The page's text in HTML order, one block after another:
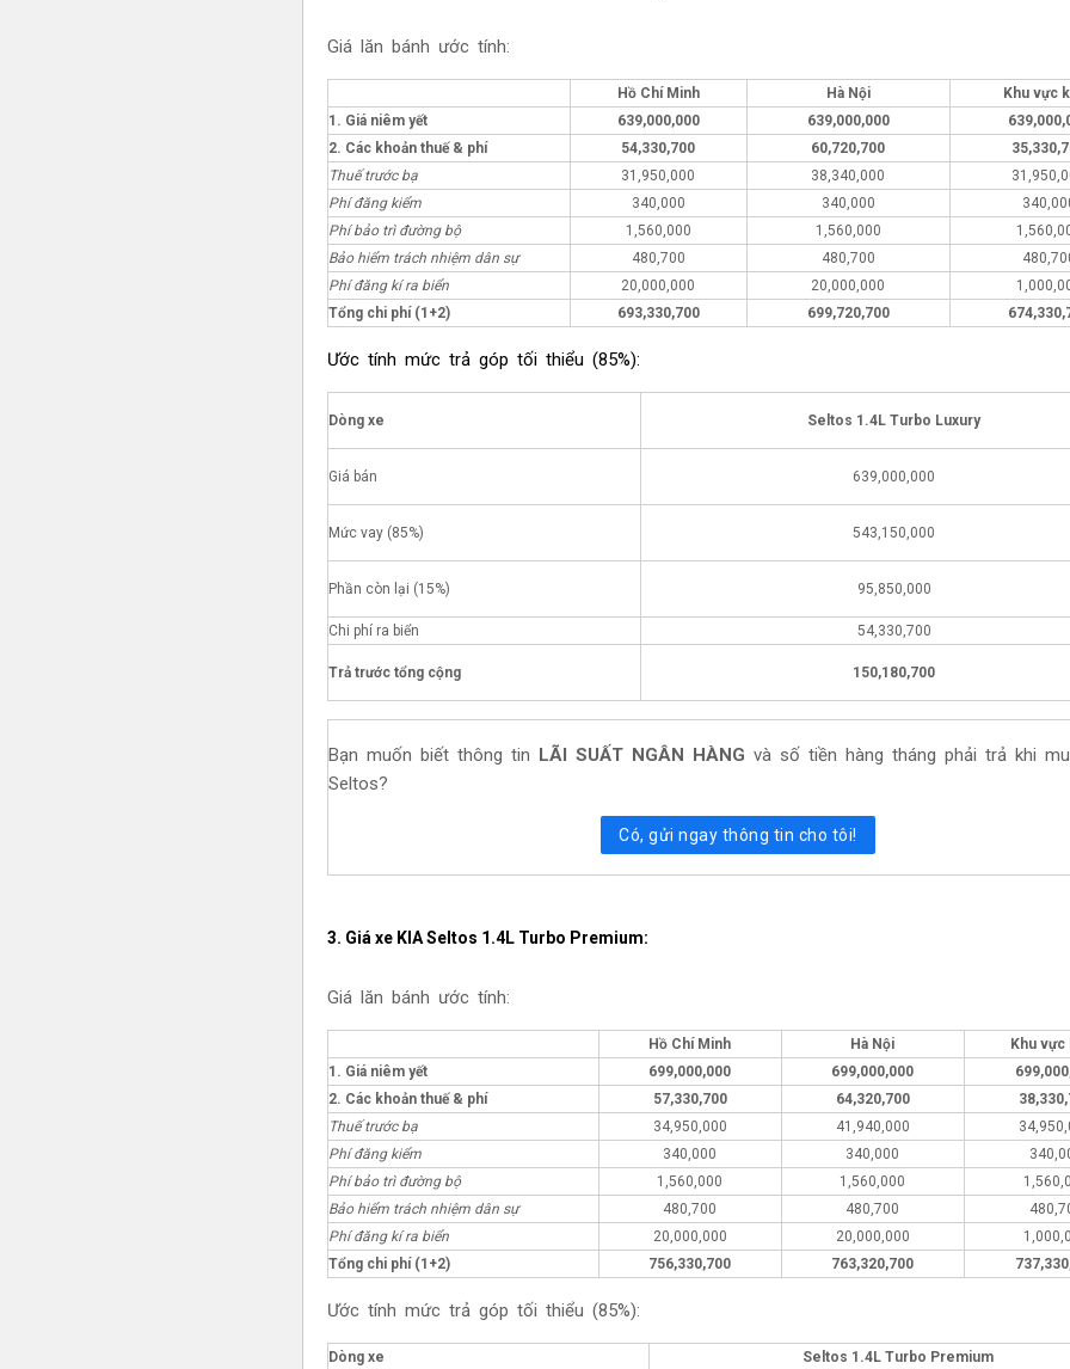
Giá lăn bánh ước tính:
Hồ Chí Minh Hà Nội
Khu vực
1. Giá niêm yết
639,000,000 639,000,000
2. Các khoản thuế & phí
54,330,700 60,720,700
Thuế trước bạ
31,950,000 38,340,000
Phí đăng kiểm
340,000 340,000
Phí bảo trì đường bộ
1,560,000 1,560,000
Bảo hiểm trách nhiệm dân sự
480,700 480,700
Phí đăng kí ra biển
20,000,000 20,000,000
Tổng chi phí (1+2)
693,330,700 699,720,700
Ước tính mức trả góp tối thiểu (85%):
Dòng xe Seltos 1.4L Turbo Luxury
Giá bán 639,000,000
Mức vay (85%) 543,150,000
Phần còn lại (15%) 95,850,000
Chi phí ra biển 54,330,700
Trả trước tổng cộng 150,180,700
Bạn muốn biết thông tin LÃI SUẤT NGÂN HÀNG và số tiền hàng tháng phải trả khi
Seltos?
Có, gửi ngay thông tin cho tôi!
3. Giá xe KIASeltos 1.4L Turbo Premium:
Giá lăn bánh ước tính:
Hồ Chí Minh Hà Nội
Khu vực
1. Giá niêm yết
699,000,000 699,000,000
2. Các khoản thuế & phí
57,330,700 64,320,700
Thuế trước bạ
34,950,000 41,940,000
Phí đăng kiểm
340,000 340,000
Phí bảo trì đường bộ
1,560,000 1,560,000
Bảo hiểm trách nhiệm dân sự
480,700 480,700
Phí đăng kí ra biển
20,000,000 20,000,000
Tổng chi phí (1+2)
756,330,700 763,320,700
Ước tính mức trả góp tối thiểu (85%):
Dòng xe Seltos 1.4L Turbo Premium